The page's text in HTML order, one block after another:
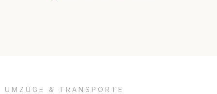
UMZÜGE & TRANSPORTE